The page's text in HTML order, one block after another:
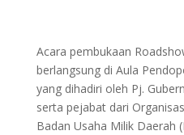
Acara pembukaan
berlangsung di Aula
yang dihadiri oleh Pj.
serta pejabat dari
Badan Usaha Milik Daerah